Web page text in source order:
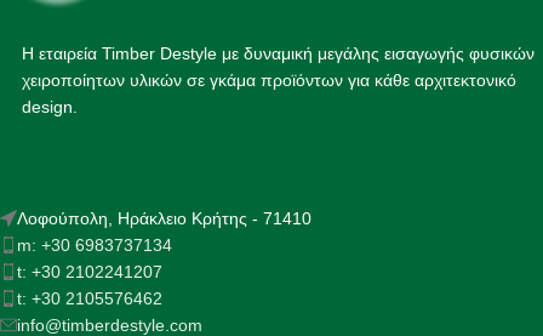
Η εταιρεία Timber Destyle με δυναμική μεγάλης εισαγωγής φυσικών
χειροποίητων υλικών σε γκάμα προϊόντων για κάθε αρχιτεκτονικό
design.
Λοφούπολη, Ηράκλειο Κρήτης - 71410
m: +30 6983737134
t: +30 2102241207
t: +30 2105576462
info@timberdestyle.com